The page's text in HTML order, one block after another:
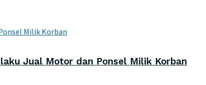
Jual Motor dan Ponsel Milik Korban